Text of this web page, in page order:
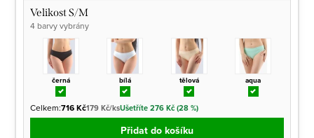
Velikost S/M
4 barvy vybrány
černá bílá tělová aqua
Celkem:716 Kč179 Kč/ksUšetříte 276 Kč (28 %)
Přidat do košíku